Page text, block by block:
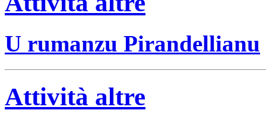
U rumanzu Pirandellianu
Attività altre